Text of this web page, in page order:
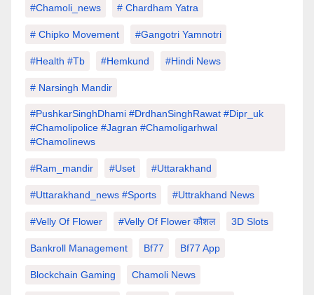
#chamoli_news # Chardham Yatra
# Chipko Movement #Gangotri Yamnotri
#Health #tb #hemkund #hindi News
# Narsingh Mandir
#PushkarSinghDhami #drdhanSinghRawat #dipr_uk
#chamolipolice #Jagran #chamoligarhwal
#chamolinews
#Ram_mandir #uset #uttarakhand
#Uttarakhand_news #sports #Uttrakhand News
#velly Of Flower #velly Of Flower कौशल 3D Slots
Bankroll Management Bf77 Bf77 App
Blockchain Gaming Chamoli News